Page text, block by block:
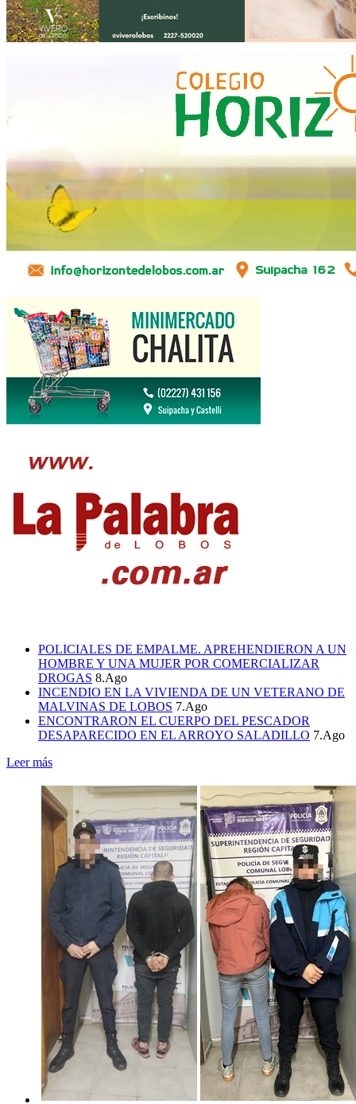
POLICIALES DE EMPALME. APREHENDIERON A UN
HOMBRE Y UNA MUJER POR COMERCIALIZAR
DROGAS 8.Ago
INCENDIO EN LA VIVIENDA DE UN VETERANO DE
MALVINAS DE LOBOS 7.Ago
ENCONTRARON EL CUERPO DEL PESCADOR
DESAPARECIDO EN EL ARROYO SALADILLO 7.Ago
Leer más